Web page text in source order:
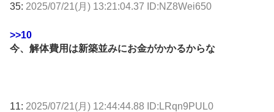
35: 2025/07/21(月) 13:21:04.37 ID:NZ8Wei650
>>10
今、解体費用は新築並みにお金がかかるからな
11: 2025/07/21(月) 12:44:44.88 ID:LRqn9PUL0